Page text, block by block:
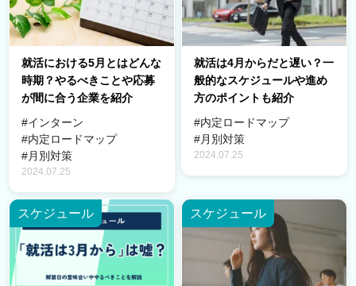
就活における5月とはどんな
時期？やるべきことや応募
が間に合う企業を紹介
#インターン
#内定ロードマップ
#月別対策
2024.07.25
就活は4月からだと遅い？一
般的なスケジュールや進め
方のポイントも紹介
#内定ロードマップ
#月別対策
2024.07.25
スケジュール スケジュール